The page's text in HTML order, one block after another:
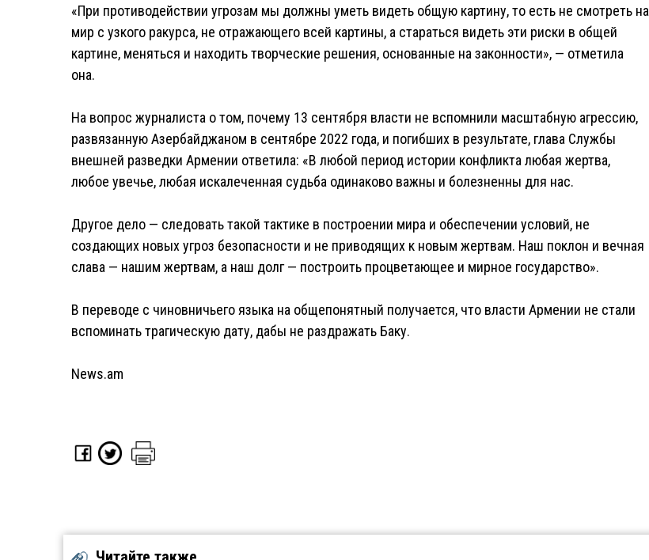
«При противодействии угрозам мы должны уметь видеть общую картину, то есть не смотреть на
мир с узкого ракурса, не отражающего всей картины, а стараться видеть эти риски в общей
картине, меняться и находить творческие решения, основанные на законности», — отметила
она.
На вопрос журналиста о том, почему 13 сентября власти не вспомнили масштабную агрессию,
развязанную Азербайджаном в сентябре 2022 года, и погибших в результате, глава Службы
внешней разведки Армении ответила: «В любой период истории конфликта любая жертва,
любое увечье, любая искалеченная судьба одинаково важны и болезненны для нас.
Другое дело — следовать такой тактике в построении мира и обеспечении условий, не
создающих новых угроз безопасности и не приводящих к новым жертвам. Наш поклон и вечная
слава — нашим жертвам, а наш долг — построить процветающее и мирное государство».
В переводе с чиновничьего языка на общепонятный получается, что власти Армении не стали
вспоминать трагическую дату, дабы не раздражать Баку.
News.am